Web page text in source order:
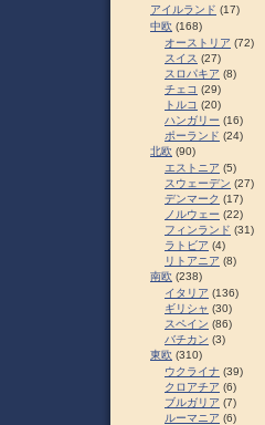
アイルランド (17)
中欧 (168)
オーストリア (72)
スイス (27)
スロパキア (8)
チェコ (29)
トルコ (20)
ハンガリー (16)
ポーランド (24)
北欧 (90)
エストニア (5)
スウェーデン (27)
デンマーク (17)
ノルウェー (22)
フィンランド (31)
ラトビア (4)
リトアニア (8)
南欧 (238)
イタリア (136)
ギリシャ (30)
スペイン (86)
バチカン (3)
東欧 (310)
ウクライナ (39)
クロアチア (6)
ブルガリア (7)
ルーマニア (6)